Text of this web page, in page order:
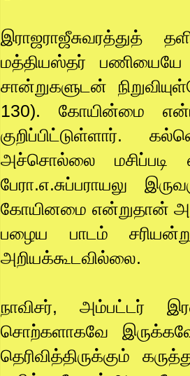
இராஜராஜீசுவரத்துத்
மத்தியஸ்தர் பணியையே
சான்றுகளுடன்
130). கோயின்மை
குறிப்பிட்டுள்ளார்.
அச்சொல்லை மசிப்படி
பேரா.எ.சுப்பராயலு
கோயினமை என்றுதான்
பழைய பாடம்
அறியக்கூடவில்லை.
நாவிசர், அம்பட்டர்
சொற்களாகவே
தெரிவித்திருக்கும்